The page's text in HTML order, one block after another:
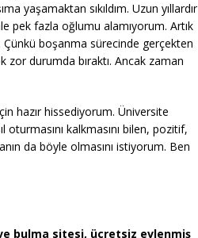
yaşamaktan sıkıldım. Uzun yıllardır
pek fazla oğlumu alamıyorum. Artık
boşanma sürecinde gerçekten
zor durumda bıraktı. Ancak zaman
hazır hissediyorum. Üniversite
kalkmasını bilen, pozitif,
da böyle olmasını istiyorum. Ben
bulma sitesi, ücretsiz evlenmiş